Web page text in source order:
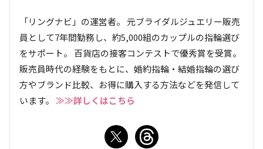
「リングナビ」の運営者。 元ブライダルジュエリー販売
員として7年間勤務し、約5,000組のカップルの指輪選び
をサポート。 百貨店の接客コンテストで優秀賞を受賞。
販売員時代の経験をもとに、婚約指輪・結婚指輪の選び
方やブランド比較、お得に購入する方法などを発信して
います。 ≫≫詳しくはこちら